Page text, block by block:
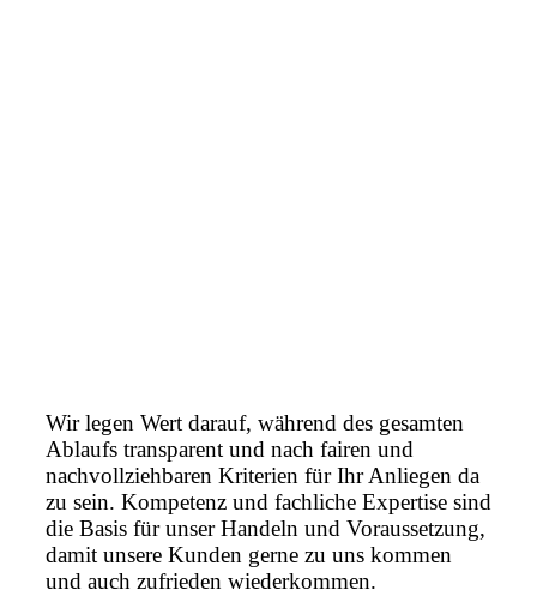
Wir legen Wert darauf, während des gesamten
Ablaufs transparent und nach fairen und
nachvollziehbaren Kriterien für Ihr Anliegen da
zu sein. Kompetenz und fachliche Expertise sind
die Basis für unser Handeln und Voraussetzung,
damit unsere Kunden gerne zu uns kommen
und auch zufrieden wiederkommen.